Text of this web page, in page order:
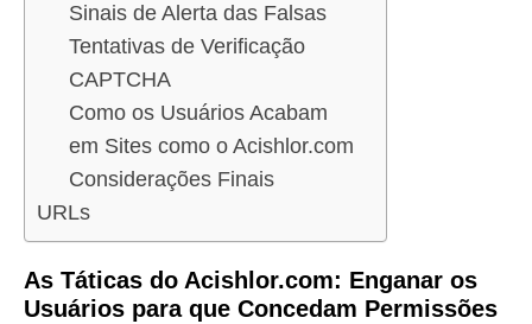
Sinais de Alerta das Falsas
Tentativas de Verificação
CAPTCHA
Como os Usuários Acabam
em Sites como o Acishlor.com
Considerações Finais
URLs
As Táticas do Acishlor.com: Enganar os
Usuários para que Concedam Permissões